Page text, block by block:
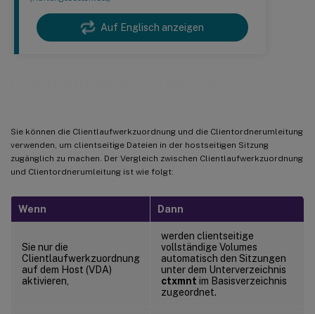
Auf Englisch anzeigen
Sie können die Clientlaufwerkzuordnung und die Clientordnerumleitung
verwenden, um clientseitige Dateien in der hostseitigen Sitzung
zugänglich zu machen. Der Vergleich zwischen Clientlaufwerkzuordnung
und Clientordnerumleitung ist wie folgt:
Wenn Dann
Sie nur die
Clientlaufwerkzuordnung
auf dem Host (VDA)
aktivieren,
werden clientseitige
vollständige Volumes
automatisch den Sitzungen
unter dem Unterverzeichnis
ctxmnt im Basisverzeichnis
zugeordnet.